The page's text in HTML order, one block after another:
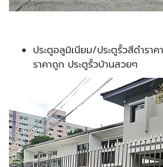
ประตูอลูมิเนียม/ประตูรั้วสีดำรา
ราคาถูก ประตูรั้วบ้านสวยๆ